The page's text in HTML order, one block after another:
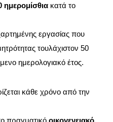
ημερομίσθια κατά το
εργασίας που
τουλάχιστον 50
ημερολογιακό έτος.
κάθε χρόνο από την
πραγματικό οικογενειακό